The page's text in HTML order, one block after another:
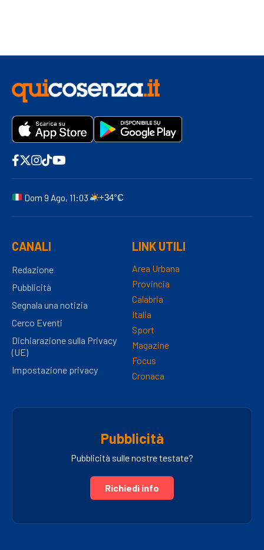
Dom 9 Ago, 11:03 +34°C
CANALI
Redazione
Pubblicità
Segnala una notizia
Cerco Eventi
Dichiarazione sulla Privacy
(UE)
Impostazione privacy
LINK UTILI
Area Urbana
Provincia
Calabria
Italia
Sport
Magazine
Focus
Cronaca
Pubblicità
Pubblicità sulle nostre testate?
Richiedi info